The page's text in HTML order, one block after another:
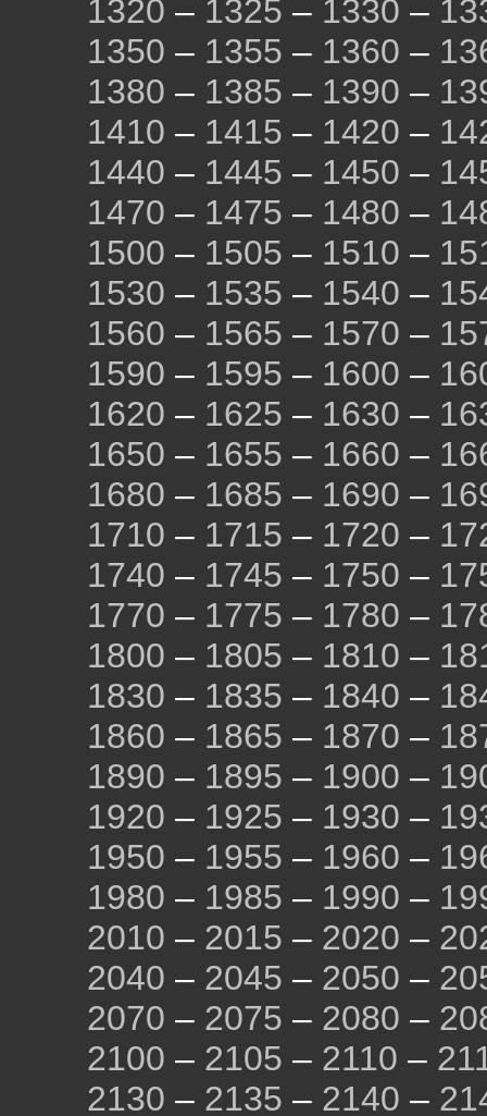
1320 – 1325 – 1330 –
1350 – 1355 – 1360 –
1380 – 1385 – 1390 –
1410 – 1415 – 1420 –
1440 – 1445 – 1450 –
1470 – 1475 – 1480 –
1500 – 1505 – 1510 –
1530 – 1535 – 1540 –
1560 – 1565 – 1570 –
1590 – 1595 – 1600 –
1620 – 1625 – 1630 –
1650 – 1655 – 1660 –
1680 – 1685 – 1690 –
1710 – 1715 – 1720 –
1740 – 1745 – 1750 –
1770 – 1775 – 1780 –
1800 – 1805 – 1810 –
1830 – 1835 – 1840 –
1860 – 1865 – 1870 –
1890 – 1895 – 1900 –
1920 – 1925 – 1930 –
1950 – 1955 – 1960 –
1980 – 1985 – 1990 –
2010 – 2015 – 2020 –
2040 – 2045 – 2050 –
2070 – 2075 – 2080 –
2100 – 2105 – 2110 –
2130 – 2135 – 2140 –